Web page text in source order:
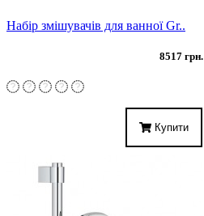
Набір змішувачів для ванної Gr..
8517 грн.
Купити